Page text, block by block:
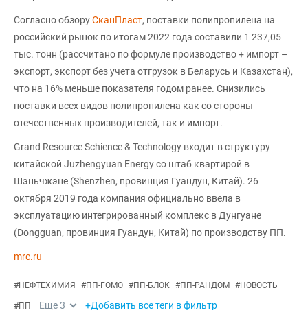
Согласно обзоруСканПласт, поставки полипропилена на
российский рынок по итогам 2022 года составили 1 237,05
тыс. тонн (рассчитано по формуле производство + импорт –
экспорт, экспорт без учета отгрузок в Беларусь и Казахстан),
что на 16% меньше показателя годом ранее. Снизились
поставки всех видов полипропилена как со стороны
отечественных производителей, так и импорт.
Grand Resource Schience & Technology входит в структуру
китайской Juzhengyuan Energy со штаб квартирой в
Шэньчжэне (Shenzhen, провинция Гуандун, Китай). 26
октября 2019 года компания официально ввела в
эксплуатацию интегрированный комплекс в Дунгуане
(Dongguan, провинция Гуандун, Китай) по производству ПП.
mrc.ru
#НЕФТЕХИМИЯ #ПП-ГОМО #ПП-БЛОК #ПП-РАНДОМ #НОВОСТЬ
#ПП Еще3 +Добавить все теги в фильтр